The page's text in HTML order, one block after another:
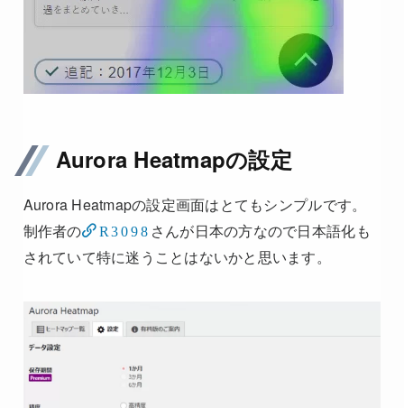
Aurora Heatmapの設定
Aurora Heatmapの設定画面はとてもシンプルです。
制作者の
R3098 さんが日本の方なので日本語化も
されていて特に迷うことはないかと思います。